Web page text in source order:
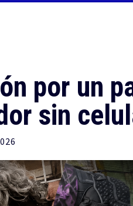
por un
sin